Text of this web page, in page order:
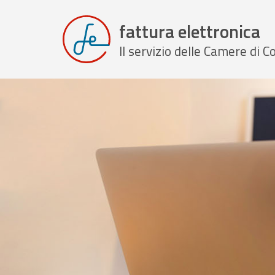
fattura elettronica
Il servizio delle Camere di